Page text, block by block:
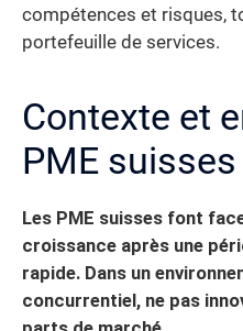
compétences et risques,
portefeuille de services.
Contexte et
PME suisses
Les PME suisses font
croissance après une
rapide. Dans un
concurrentiel, ne pas